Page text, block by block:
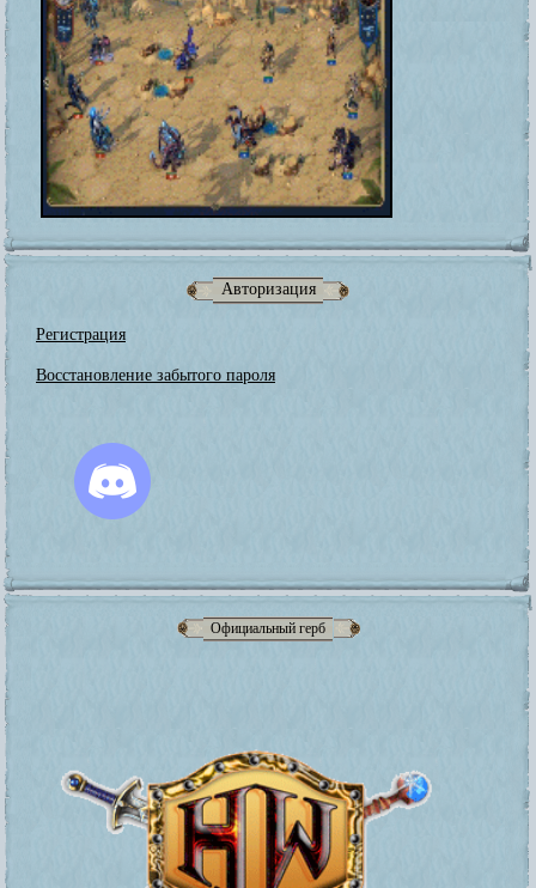
Авторизация
Регистрация
Восстановление забытого пароля
Официальный герб